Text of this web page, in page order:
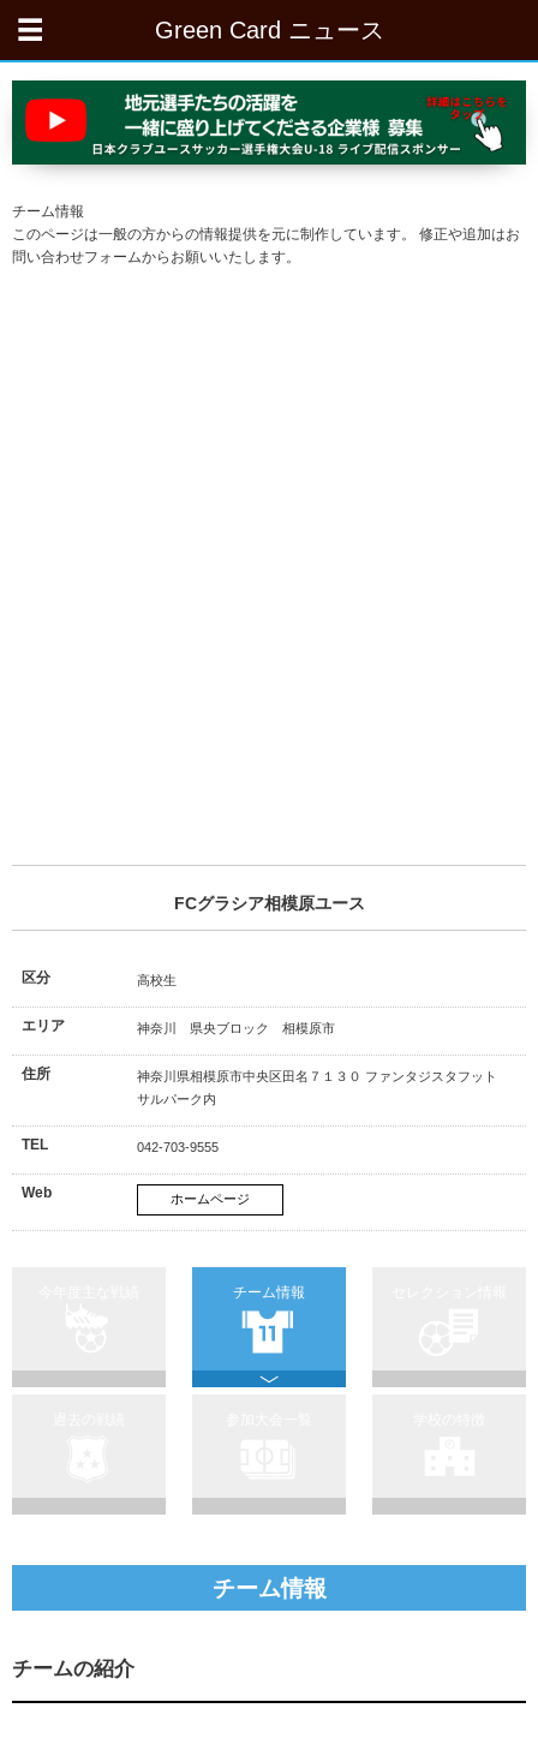
Green Card ニュース
チーム情報
このページは一般の方からの情報提供を元に制作しています。 修正や追加はお
問い合わせフォームからお願いいたします。
FCグラシア相模原ユース
区分 高校生
エリア 神奈川 県央ブロック 相模原市
住所
神奈川県相模原市中央区田名７１３０ ファンタジスタフット
サルパーク内
TEL 042-703-9555
Web ホームページ
チーム情報
チーム情報
チームの紹介